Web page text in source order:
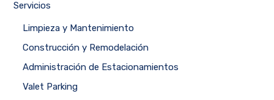
Servicios
Limpieza y Mantenimiento
Construcción y Remodelación
Administración de Estacionamientos
Valet Parking